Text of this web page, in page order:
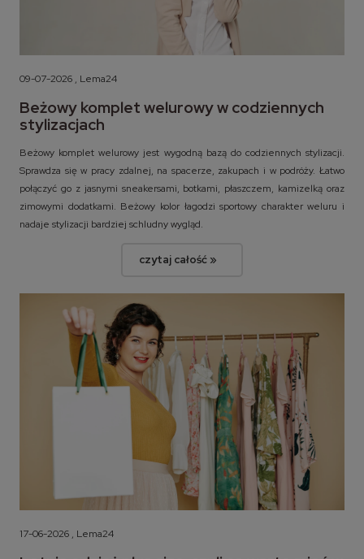
09-07-2026 , Lema24
Beżowy komplet welurowy w codziennych
stylizacjach
Beżowy komplet welurowy jest wygodną bazą do codziennych stylizacji.
Sprawdza się w pracy zdalnej, na spacerze, zakupach i w podróży. Łatwo
połączyć go z jasnymi sneakersami, botkami, płaszczem, kamizelką oraz
zimowymi dodatkami. Beżowy kolor łagodzi sportowy charakter weluru i
nadaje stylizacji bardziej schludny wygląd.
czytaj całość »
17-06-2026 , Lema24